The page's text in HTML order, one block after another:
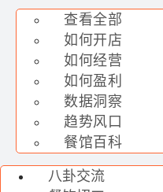
查看全部
如何开店
如何经营
如何盈利
数据洞察
趋势风口
餐馆百科
八卦交流